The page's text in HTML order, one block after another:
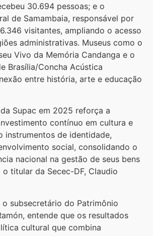
30.694 pessoas; e o
de Samambaia, responsável por
visitantes, ampliando o acesso
administrativas. Museus como o
Vivo da Memória Candanga e o
Brasília/Concha Acústica
entre história, arte e educação
Supac em 2025 reforça a
contínuo em cultura e
instrumentos de identidade,
social, consolidando o
nacional na gestão de seus bens
o titular da Secec-DF, Claudio
o subsecretário do Patrimônio
entende que os resultados
cultural que combina